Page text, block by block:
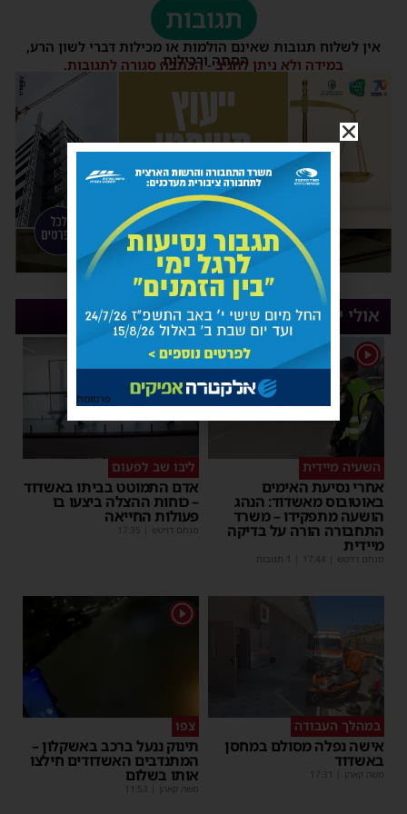
תגובות
אין לשלוח תגובות שאינם הולמות או מכילות דברי לשון הרע,
הסתה ורכילות.
במידה ולא ניתן להגיב - הכתבה סגורה לתגובות.
אולי יעניין אותך
1
השעיה מיידית
אחרי נסיעת האימים
באוטובוס מאשדוד: הנהג
הושעה מתפקידו – משרד
התחבורה הורה על בדיקה
מיידית
מנחם דויטש 17:44
ליבו שב לפעום
אדם התמוטט בביתו באשדוד
– כוחות ההצלה ביצעו בו
פעולות החייאה
מנחם דויטש 17:35
במהלך העבודה
אישה נפלה מסולם במחסן
באשדוד
משה קאהן 17:31
1
צפו
תינוק ננעל ברכב באשקלון –
המתנדבים האשדודים חילצו
אותו בשלום
משה קאהן 11:53
פרסומת